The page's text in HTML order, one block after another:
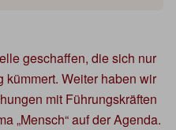
geschaffen, die sich nur
kümmert. Weiter haben wir
mit Führungskräften
„Mensch“ auf der Agenda.